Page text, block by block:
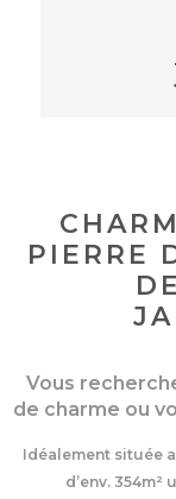
PIERRE
Vous
de charme ou
Idéalement située
d’env. 354m²